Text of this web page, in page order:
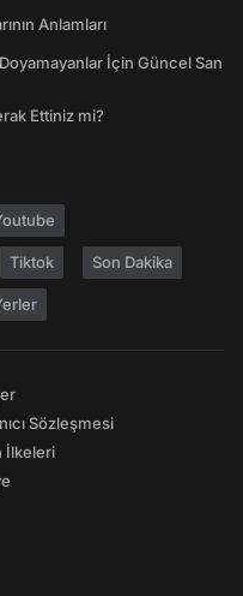
Anlamları
İçin Güncel San
Ettiniz mi?
Tiktok Son Dakika
Sözleşmesi
İlkeleri